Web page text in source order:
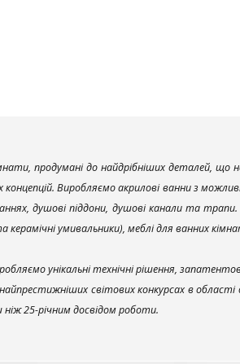
продумані до найдрібніших деталей, що
концепцій. Виробляємо акрилові ванни з
душові піддони, душові канали та
керамічні умивальники), меблі для ванних
унікальні технічні рішення,
світових конкурсах в
ніж 25-річним досвідом роботи.